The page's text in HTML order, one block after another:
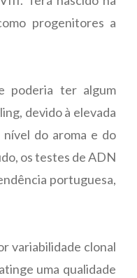
progenitores a
poderia ter algum
devido à elevada
nível do aroma e do
os testes de ADN
portuguesa,
variabilidade clonal
uma qualidade